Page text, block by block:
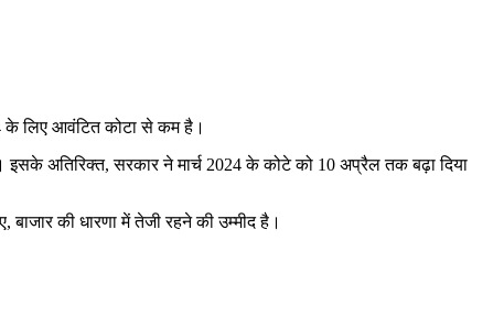
के लिए आवंटित कोटा से कम है।
अतिरिक्त, सरकार ने मार्च 2024 के कोटे को 10 अप्रैल तक बढ़ा दिया
की धारणा में तेजी रहने की उम्मीद है।